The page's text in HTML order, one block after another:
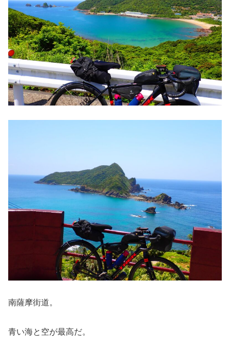
南薩摩街道。
青い海と空が最高だ。